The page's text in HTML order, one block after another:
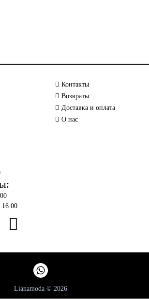
Контакты
Возвраты
Доставка и оплата
О нас
Lianamoda © 2026